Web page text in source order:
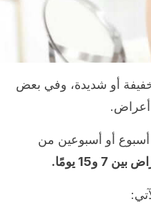
أو شديدة، وفي بعض
أعراض.
أسبوع أو أسبوعين من
7 و15 يومًا.